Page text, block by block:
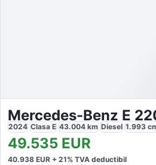
2024 Clasa E 43.004 km Diesel 1.993
49.535 EUR
40.938 EUR + 21% TVA deductibil